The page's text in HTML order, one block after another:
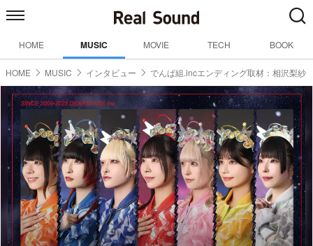
HOME MUSIC MOVIE TECH BOOK
HOME MUSIC インタビュー でんぱ組.incエンディング取材：相沢梨紗